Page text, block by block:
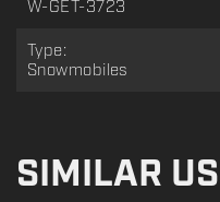
W-GET-3723
Type:
Snowmobiles
SIMILAR